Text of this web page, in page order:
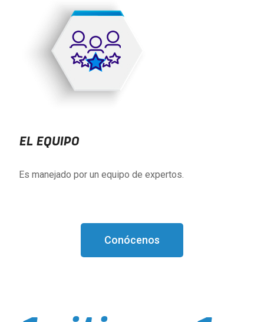
EL EQUIPO
Es manejado por un equipo de expertos.
Conócenos